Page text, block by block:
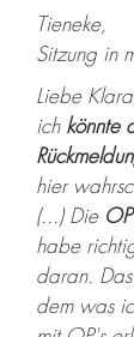
Tieneke,
Sitzung in
Liebe
ich könnte
hier
(...)DieOP
habe
daran.
dem was